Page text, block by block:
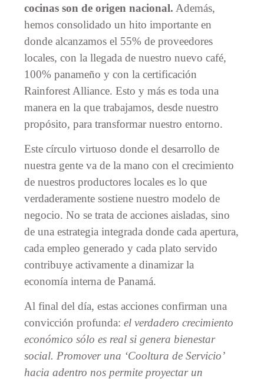
cocinas son de origen nacional. Además,
hemos consolidado un hito importante en
donde alcanzamos el 55% de proveedores
locales, con la llegada de nuestro nuevo café,
100% panameño y con la certificación
Rainforest Alliance. Esto y más es toda una
manera en la que trabajamos, desde nuestro
propósito, para transformar nuestro entorno.
Este círculo virtuoso donde el desarrollo de
nuestra gente va de la mano con el crecimiento
de nuestros productores locales es lo que
verdaderamente sostiene nuestro modelo de
negocio. No se trata de acciones aisladas, sino
de una estrategia integrada donde cada apertura,
cada empleo generado y cada plato servido
contribuye activamente a dinamizar la
economía interna de Panamá.
Al final del día, estas acciones confirman una
convicción profunda: el verdadero crecimiento
económico sólo es real si genera bienestar
social. Promover una ‘Cooltura de Servicio’
hacia adentro nos permite proyectar un